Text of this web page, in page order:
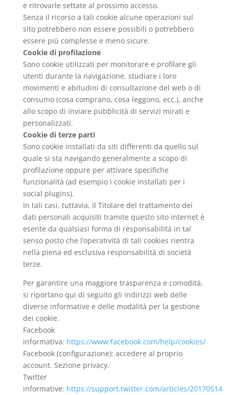
e ritrovarle settate al prossimo accesso.
Senza il ricorso a tali cookie alcune operazioni sul
sito potrebbero non essere possibili o potrebbero
essere più complesse e meno sicure.
Cookie di profilazione
Sono cookie utilizzati per monitorare e profilare gli
utenti durante la navigazione, studiare i loro
movimenti e abitudini di consultazione del web o di
consumo (cosa comprano, cosa leggono, ecc.), anche
allo scopo di inviare pubblicità di servizi mirati e
personalizzati.
Cookie di terze parti
Sono cookie installati da siti differenti da quello sul
quale si sta navigando generalmente a scopo di
profilazione oppure per attivare specifiche
funzionalità (ad esempio i cookie installati per i
social plugins).
In tali casi, tuttavia, il Titolare del trattamento dei
dati personali acquisiti tramite questo sito internet è
esente da qualsiasi forma di responsabilità in tal
senso posto che l’operatività di tali cookies rientra
nella piena ed esclusiva responsabilità di società
terze.
Per garantire una maggiore trasparenza e comodità,
si riportano qui di seguito gli indirizzi web delle
diverse informative e delle modalità per la gestione
dei cookie.
Facebook
informativa: https://www.facebook.com/help/cookies/
Facebook (configurazione): accedere al proprio
account. Sezione privacy.
Twitter
informative: https://support.twitter.com/articles/20170514